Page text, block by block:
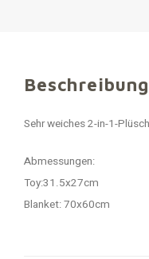
Beschreibung
Sehr weiches 2-in-1-
Abmessungen:
Toy:31.5x27cm
Blanket: 70x60cm